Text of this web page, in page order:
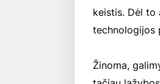
keistis. Dėl to
technologijos
Žinoma,